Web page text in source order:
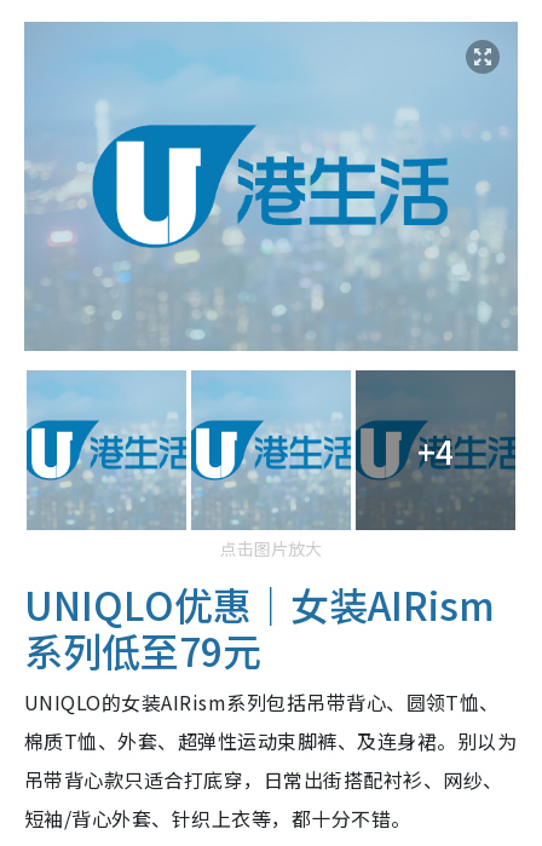
+4
点击图片放大
UNIQLO优惠｜女装AIRism
系列低至79元
UNIQLO的女装AIRism系列包括吊带背心、圆领T恤、
棉质T恤、外套、超弹性运动束脚裤、及连身裙。别以为
吊带背心款只适合打底穿，日常出街搭配衬衫、网纱、
短袖/背心外套、针织上衣等，都十分不错。